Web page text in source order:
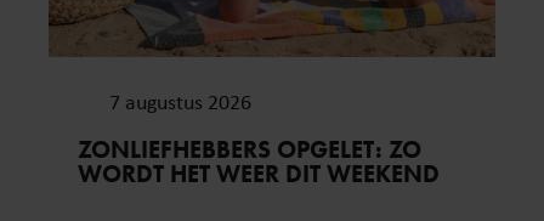
7 augustus 2026
ZONLIEFHEBBERS OPGELET: ZO
WORDT HET WEER DIT WEEKEND